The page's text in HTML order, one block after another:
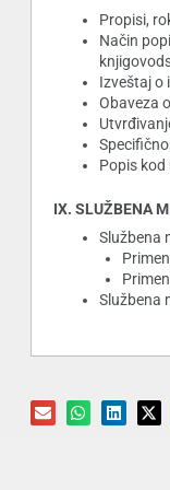
Propisi,
Način
Izveštaj o
Obaveza
Popis
IX. SLUŽBENA
Službena
Službena